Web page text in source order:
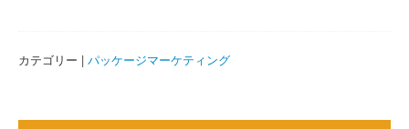
カテゴリー | パッケージマーケティング